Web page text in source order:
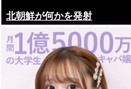
北朝鮮が何かを発射